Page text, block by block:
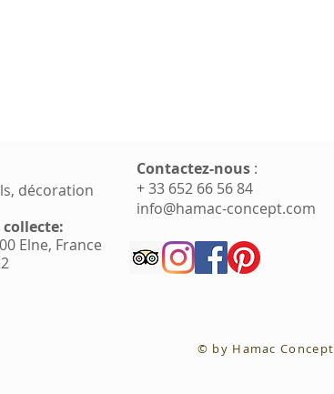
décoration
Elne, France
Contactez-nous ​ :
+ 33 652 66 56 84
info@hamac-concept.com
© by Hamac Concept